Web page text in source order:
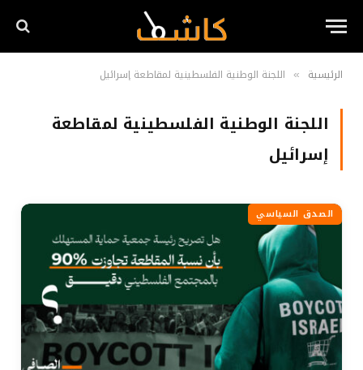
الرئيسية » اللجنة الوطنية الفلسطينية لمقاطعة إسرائيل
اللجنة الوطنية الفلسطينية لمقاطعة
إسرائيل
الصدق السياسي